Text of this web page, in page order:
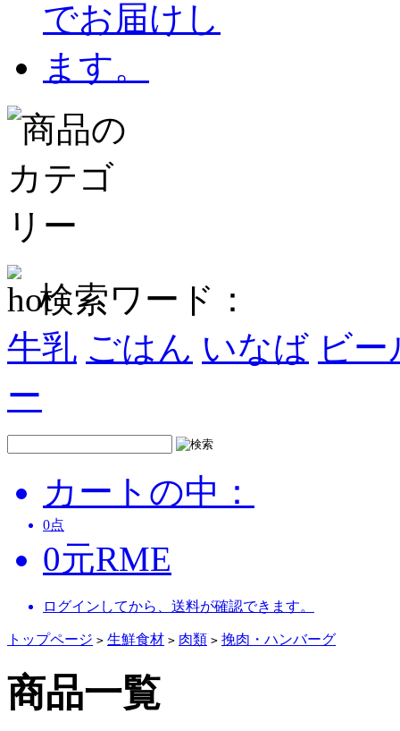
検索ワード：
牛乳 ごはん いなば ビー
ー
カートの中：
0点
0元RME
ログインしてから、送料が確認できます。
トップページ > 生鮮食材 > 肉類 > 挽肉・ハンバーグ
商品一覧